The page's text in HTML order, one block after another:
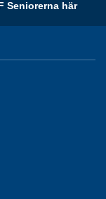
Seniorerna här